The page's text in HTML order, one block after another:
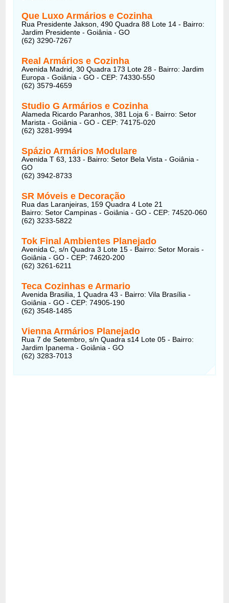
Que Luxo Armários e Cozinha
Rua Presidente Jakson, 490 Quadra 88 Lote 14 - Bairro:
Jardim Presidente - Goiânia - GO
(62) 3290-7267
Real Armários e Cozinha
Avenida Madrid, 30 Quadra 173 Lote 28 - Bairro: Jardim
Europa - Goiânia - GO - CEP: 74330-550
(62) 3579-4659
Studio G Armários e Cozinha
Alameda Ricardo Paranhos, 381 Loja 6 - Bairro: Setor
Marista - Goiânia - GO - CEP: 74175-020
(62) 3281-9994
Spázio Armários Modulare
Avenida T 63, 133 - Bairro: Setor Bela Vista - Goiânia -
GO
(62) 3942-8733
SR Móveis e Decoração
Rua das Laranjeiras, 159 Quadra 4 Lote 21
Bairro: Setor Campinas - Goiânia - GO - CEP: 74520-060
(62) 3233-5822
Tok Final Ambientes Planejado
Avenida C, s/n Quadra 3 Lote 15 - Bairro: Setor Morais -
Goiânia - GO - CEP: 74620-200
(62) 3261-6211
Teca Cozinhas e Armario
Avenida Brasilia, 1 Quadra 43 - Bairro: Vila Brasília -
Goiânia - GO - CEP: 74905-190
(62) 3548-1485
Vienna Armários Planejado
Rua 7 de Setembro, s/n Quadra s14 Lote 05 - Bairro:
Jardim Ipanema - Goiânia - GO
(62) 3283-7013